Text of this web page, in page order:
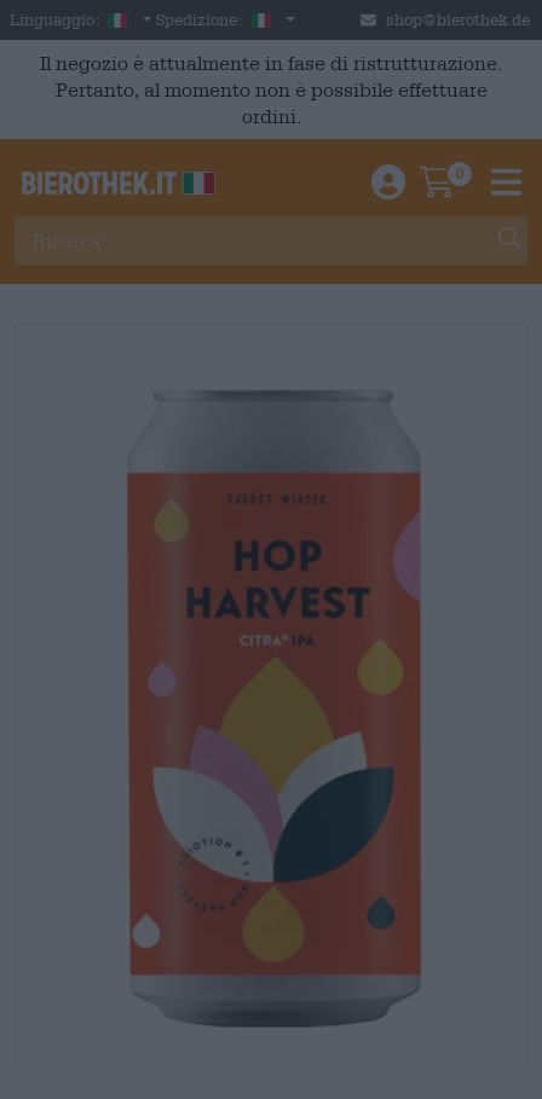
Skip to main content
Linguaggio: Italian
Spedizione: Italia shop@bierothek.de
Il negozio è attualmente in fase di ristrutturazione.
Pertanto, al momento non è possibile effettuare
ordini.
Einloggen /
0